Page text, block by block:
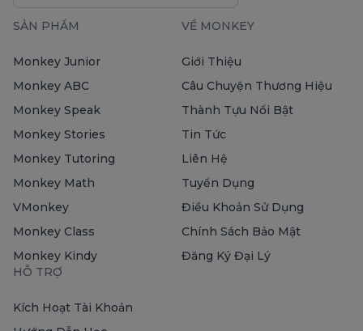
SẢN PHẨM
Monkey Junior
Monkey ABC
Monkey Speak
Monkey Stories
Monkey Tutoring
Monkey Math
VMonkey
Monkey Class
Monkey Kindy
VỀ MONKEY
Giới Thiệu
Câu Chuyện Thương Hiệu
Thành Tựu Nổi Bật
Tin Tức
Liên Hệ
Tuyển Dụng
Điều Khoản Sử Dụng
Chính Sách Bảo Mật
Đăng Ký Đại Lý
HỖ TRỢ
Kích Hoạt Tài Khoản